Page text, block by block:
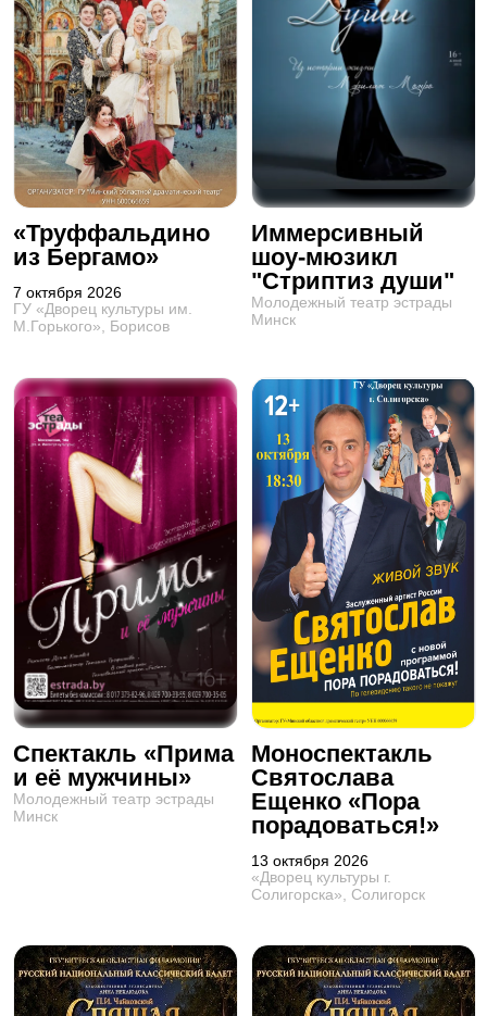
«Труффальдино
из Бергамо»
7 октября 2026
ГУ «Дворец культуры им.
М.Горького», Борисов
Иммерсивный
шоу-мюзикл
"Стриптиз души"
Молодежный театр эстрады
Минск
Спектакль «Прима
и её мужчины»
Молодежный театр эстрады
Минск
Моноспектакль
Святослава
Ещенко «Пора
порадоваться!»
13 октября 2026
«Дворец культуры г.
Солигорска», Солигорск